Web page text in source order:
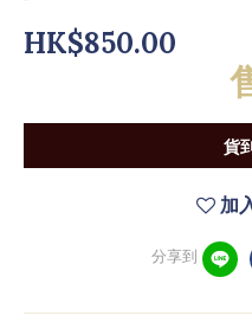
HK$850.00
貨
加
分享到